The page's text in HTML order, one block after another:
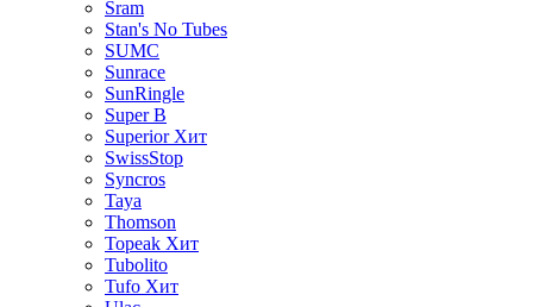
Sram
Stan's No Tubes
SUMC
Sunrace
SunRingle
Super B
Superior Хит
SwissStop
Syncros
Taya
Thomson
Topeak Хит
Tubolito
Tufo Хит